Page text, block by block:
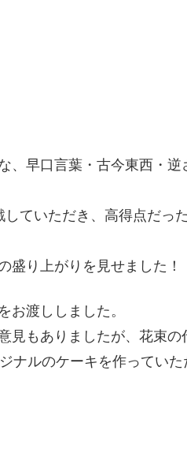
、早口言葉・古今東西・逆
ていただき、高得点だった
盛り上がりを見せました！
お渡ししました。
見もありましたが、花束の
ナルのケーキを作っていた